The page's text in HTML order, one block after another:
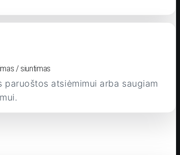
/ siuntimas
paruoštos atsiėmimui arba saugiam